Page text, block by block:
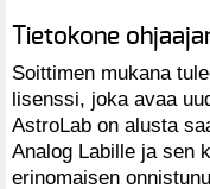
Tietokone
Soittimen mukana
lisenssi, joka avaa
AstroLab on alusta
Analog Labille ja sen
erinomaisen